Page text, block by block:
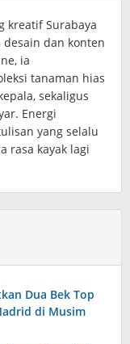
kreatif Surabaya
dan konten
ia
tanaman hias
sekaligus
Energi
yang selalu
rasa kayak lagi
Dua Bek Top
di Musim